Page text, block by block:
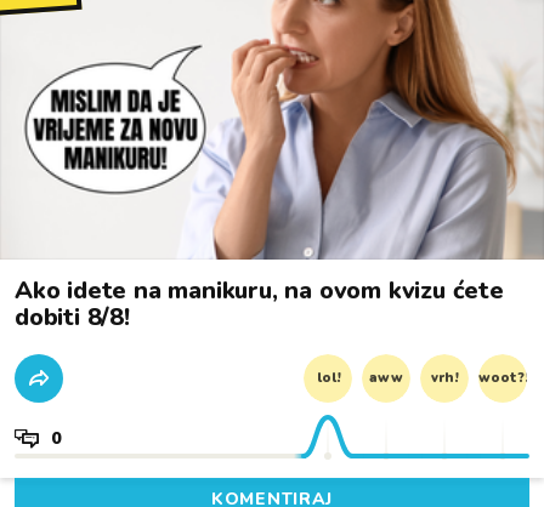
Ako idete na manikuru, na ovom kvizu ćete
dobiti 8/8!
lol! aww vrh! woot?!
0
KOMENTIRAJ